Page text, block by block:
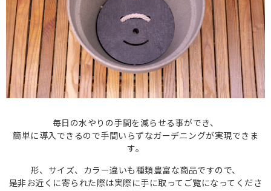
毎日の水やりの手間を減らせる事ができ、
簡単に導入できるので手間いらずなガーデニングが実現できま
す。
形、サイズ、カラー違いも種類豊富な商品ですので、
是非お近くに寄られた際は実際に手に取ってご覧になってくださ